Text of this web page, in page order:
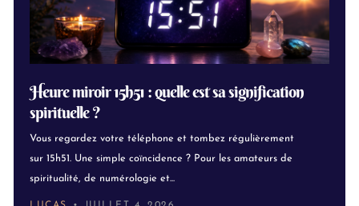
Heure miroir 15h51 : quelle est sa signification
spirituelle ?
Vous regardez votre téléphone et tombez régulièrement
sur 15h51. Une simple coïncidence ? Pour les amateurs de
spiritualité, de numérologie et...